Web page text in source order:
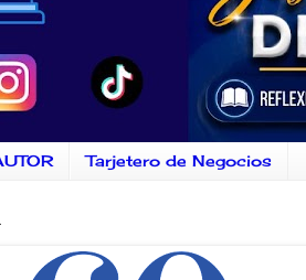
Tarjetero de Negocios